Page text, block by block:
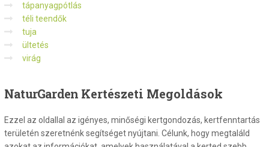
tápanyagpótlás
téli teendők
tuja
ültetés
virág
NaturGarden Kertészeti Megoldások
Ezzel az oldallal az igényes, minőségi kertgondozás, kertfenntartás
területén szeretnénk segítséget nyújtani. Célunk, hogy megtaláld